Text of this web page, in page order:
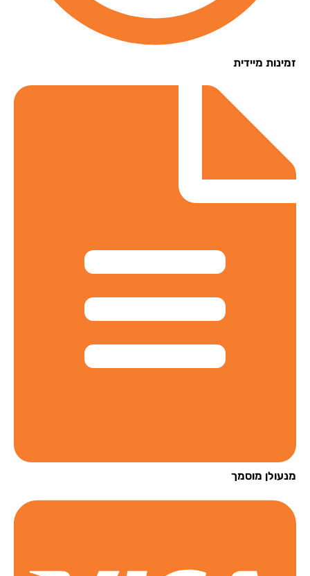
מיידית
מוסמך